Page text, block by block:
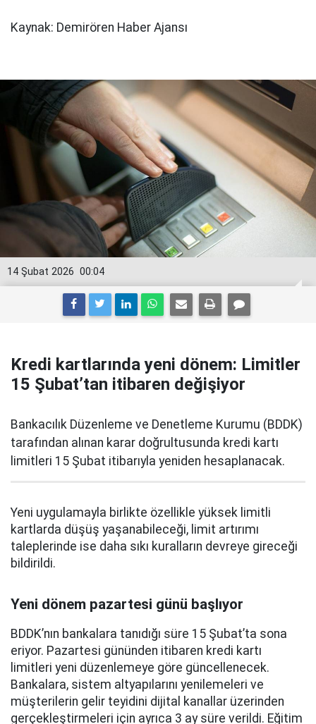
Kaynak: Demirören Haber Ajansı
00:04
14 Şubat 2026
Kredi kartlarında yeni dönem: Limitler
15 Şubat’tan itibaren değişiyor
Bankacılık Düzenleme ve Denetleme Kurumu (BDDK)
tarafından alınan karar doğrultusunda kredi kartı
limitleri 15 Şubat itibarıyla yeniden hesaplanacak.
Yeni uygulamayla birlikte özellikle yüksek limitli
kartlarda düşüş yaşanabileceği, limit artırımı
taleplerinde ise daha sıkı kuralların devreye gireceği
bildirildi.
Yeni dönem pazartesi günü başlıyor
BDDK’nın bankalara tanıdığı süre 15 Şubat’ta sona
eriyor. Pazartesi gününden itibaren kredi kartı
limitleri yeni düzenlemeye göre güncellenecek.
Bankalara, sistem altyapılarını yenilemeleri ve
müşterilerin gelir teyidini dijital kanallar üzerinden
gerçekleştirmeleri için ayrıca 3 ay süre verildi. Eğitim